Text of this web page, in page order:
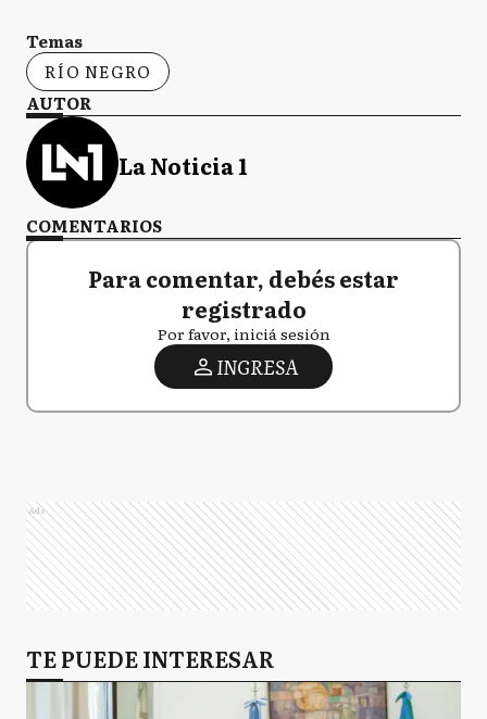
Temas
RÍO NEGRO
AUTOR
La Noticia 1
COMENTARIOS
Para comentar, debés estar
registrado
Por favor, iniciá sesión
INGRESA
Ads
TE PUEDE INTERESAR